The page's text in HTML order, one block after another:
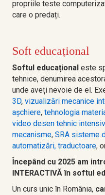
propriile teste
care o predați.
Soft educațional
Softul educațional este
tehnice, denumirea
unde aveți nevoie de el.
3D, vizualizări mecanice
așchiere, tehnologia
video desen tehnic intensiv
mecanisme, SRA sisteme
automatizări, traductoare,
Începând cu 2025 am
INTERACTIVĂ în softul
Un curs unic în România,